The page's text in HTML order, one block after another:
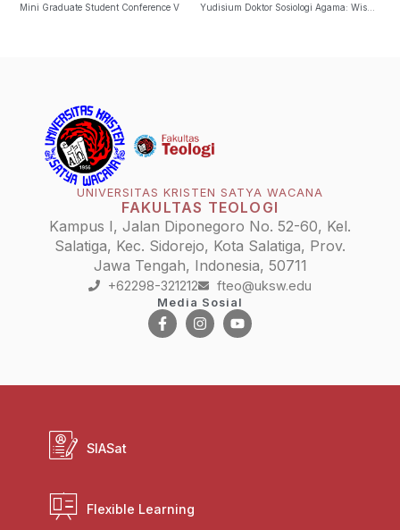
Mini Graduate Student Conference V Yudisium Doktor Sosiologi Agama: Wisnu Sapto Nugroho
UNIVERSITAS KRISTEN SATYA WACANA
FAKULTAS TEOLOGI
Kampus I, Jalan Diponegoro No. 52-60, Kel.
Salatiga, Kec. Sidorejo, Kota Salatiga, Prov.
Jawa Tengah, Indonesia, 50711
+62298-321212 fteo@uksw.edu
Media Sosial
SIASat
Flexible Learning